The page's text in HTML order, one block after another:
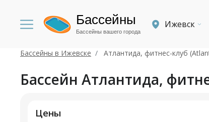
Бассейны
Бассейны вашего города
Ижевск
Бассейны в Ижевске Атлантида, фитнес-клуб
Бассейн Атлантида,
Цены